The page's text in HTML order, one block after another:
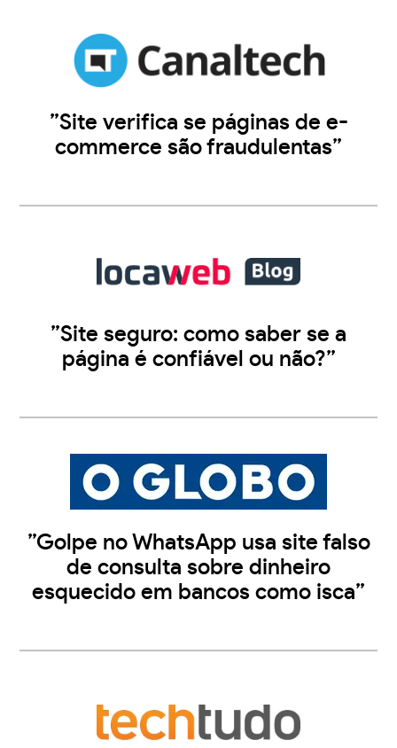
”Site verifica se páginas de e-
commerce são fraudulentas”
”Site seguro: como saber se a
página é confiável ou não?”
”Golpe no WhatsApp usa site falso
de consulta sobre dinheiro
esquecido em bancos como isca”